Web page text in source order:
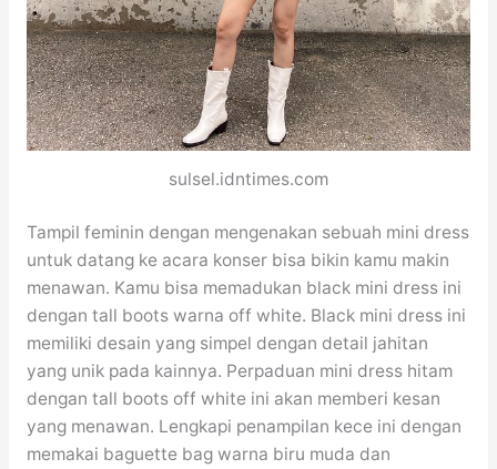
sulsel.idntimes.com
Tampil feminin dengan mengenakan sebuah mini dress
untuk datang ke acara konser bisa bikin kamu makin
menawan. Kamu bisa memadukan black mini dress ini
dengan tall boots warna off white. Black mini dress ini
memiliki desain yang simpel dengan detail jahitan
yang unik pada kainnya. Perpaduan mini dress hitam
dengan tall boots off white ini akan memberi kesan
yang menawan. Lengkapi penampilan kece ini dengan
memakai baguette bag warna biru muda dan